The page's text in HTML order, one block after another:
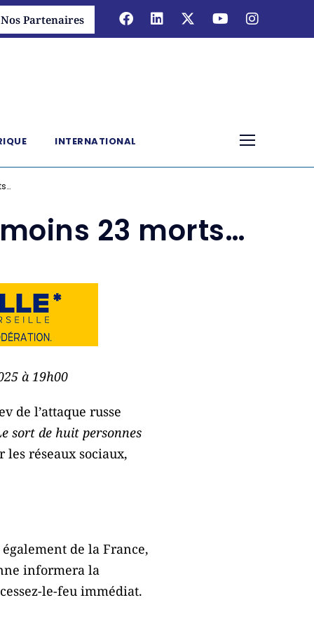
Nos Partenaires
INTERNATIONAL
23 morts…
à 19h00
de l’attaque russe
sort de huit personnes
les réseaux sociaux,
de la France,
informera la
le-feu immédiat.